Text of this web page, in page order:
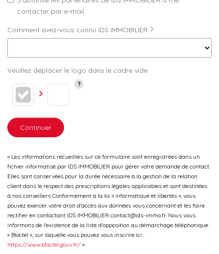
contacter par e-mail.
Comment avez-vous connu IDS IMMOBILIER ?
Veuillez déplacer le logo dans le cadre vide
Continuer
« Les informations recueillies sur ce formulaire sont enregistrées dans un
fichier informatisé par IDS IMMOBILIER pour gérer votre demande de contact.
Elles sont conservées pour la durée nécessaire à la gestion de la relation
client dans le respect des prescriptions légales applicables et sont destinées
à nos conseillers Conformément à la loi « informatique et libertés », vous
pouvez exercer votre droit d'accès aux données vous concernant et les faire
rectifier en contactant IDS IMMOBILIER contact@ids-immo.fr. Nous vous
informons de l'existence de la liste d'opposition au démarchage téléphonique
« Bloctel », sur laquelle vous pouvez vous inscrire ici :
https://www.bloctel.gouv.fr/ »